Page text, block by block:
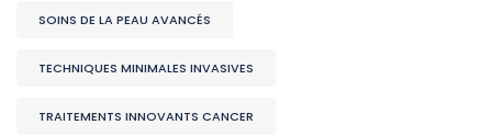
SOINS DE LA PEAU AVANCÉS
TECHNIQUES MINIMALES INVASIVES
TRAITEMENTS INNOVANTS CANCER